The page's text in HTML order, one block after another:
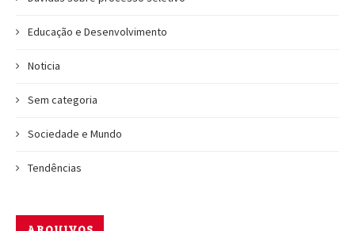
Educação e Desenvolvimento
Noticia
Sem categoria
Sociedade e Mundo
Tendências